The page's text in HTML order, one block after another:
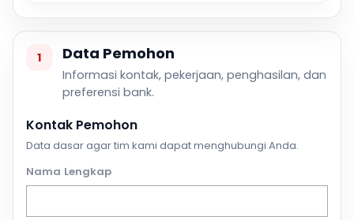
1 Data Pemohon
Informasi kontak, pekerjaan, penghasilan, dan
preferensi bank.
Kontak Pemohon
Data dasar agar tim kami dapat menghubungi Anda.
Nama Lengkap